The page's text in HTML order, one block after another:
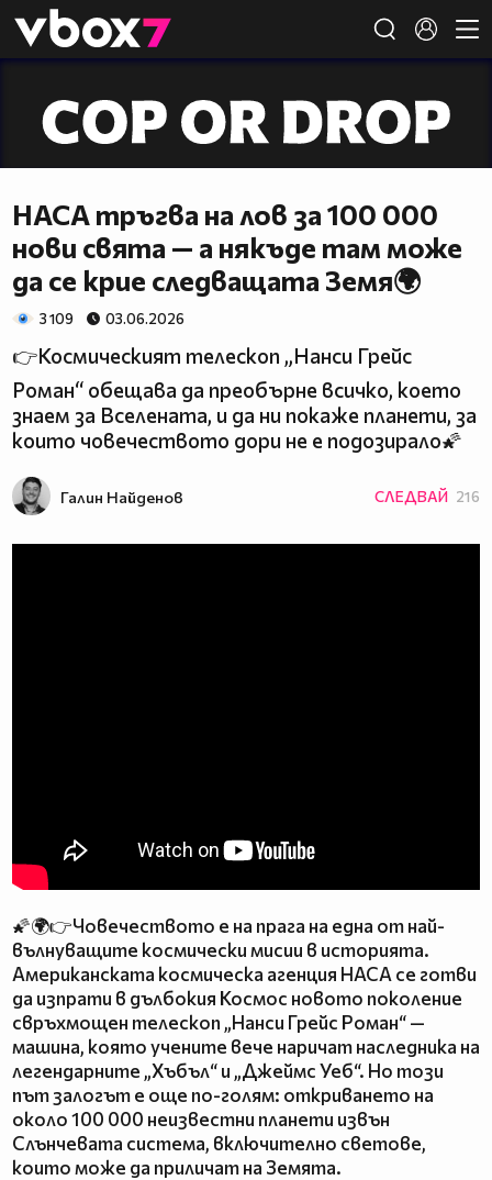
👾
НАСА тръгва на лов за 100 000
нови свята — а някъде там може
да се крие следващата Земя🌍
3 109 03.06.2026
👉Космическият телескоп „Нанси Грейс
Роман“ обещава да преобърне всичко, което
знаем за Вселената, и да ни покаже планети, за
които човечеството дори не е подозирало🌠
Галин Найденов СЛЕДВАЙ 216
🌠🌍👉Човечеството е на прага на една от най-
вълнуващите космически мисии в историята.
Американската космическа агенция НАСА се готви
да изпрати в дълбокия Космос новото поколение
свръхмощен телескоп „Нанси Грейс Роман“ —
машина, която учените вече наричат наследника на
легендарните „Хъбъл“ и „Джеймс Уеб“. Но този
път залогът е още по-голям: откриването на
около 100 000 неизвестни планети извън
Слънчевата система, включително светове,
които може да приличат на Земята.